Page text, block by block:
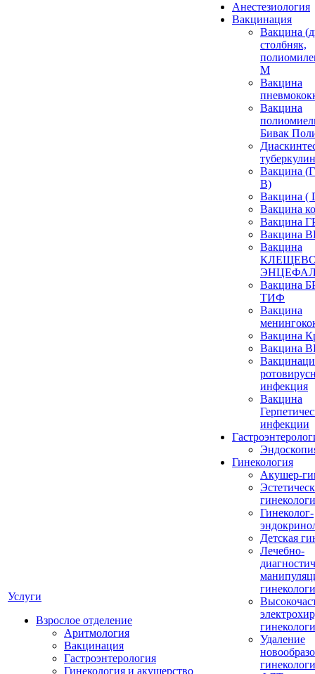
Услуги
Взрослое отделение
Аритмология
Вакцинация
Гастроэнтерология
Гинекология и акушерство
Анестезиология
Вакцинация
Вакцина
столбняк,
М
Вакцина
Вакцина
Бивак
Вакцина
В)
Вакцина (
Вакцина
Вакцина
Вакцина
Вакцина
Вакцина
ТИФ
Вакцина
Вакцина
Вакцина
инфекция
Вакцина
инфекции
Гинекология
Акушер-
Гинеколог-
Детская
Лечебно-
Удаление